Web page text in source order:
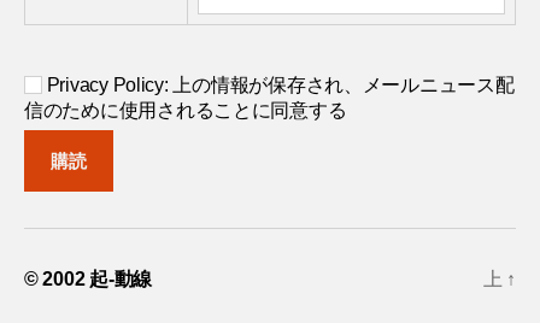
Privacy Policy: 上の情報が保存され、メールニュース配
信のために使用されることに同意する
© 2002 起-動線 上 ↑